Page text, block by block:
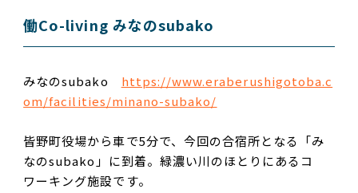
働Co-living みなのsubako
みなのsubako https://www.eraberushigotoba.c
om/facilities/minano-subako/
皆野町役場から車で5分で、今回の合宿所となる「み
なのsubako」に到着。緑濃い川のほとりにあるコ
ワーキング施設です。